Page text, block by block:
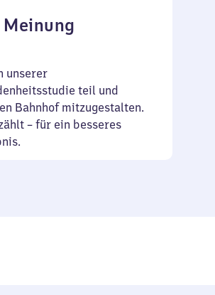
unserer
teil und
Bahnhof mitzugestalten.
– für ein besseres